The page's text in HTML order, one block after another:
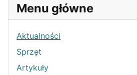
Menu główne
Aktualności
Sprzęt
Artykuły